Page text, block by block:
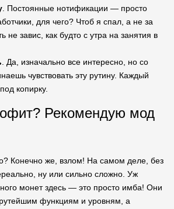
. Постоянные нотификации — просто
для чего? Чтоб я спал, а не за
не завис, как будто с утра на занятия в
. Да, изначально все интересно, но со
чувствовать эту рутину. Каждый
копирку.
Рекомендую мод
Конечно же, взлом! На самом деле, без
ну или сильно сложно. Уж
монет здесь — это просто имба! Они
функциям и уровням, а